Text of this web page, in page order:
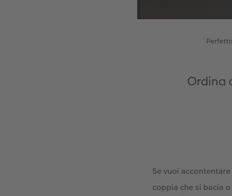
Ordina
Se vuoi
coppia che si bacia